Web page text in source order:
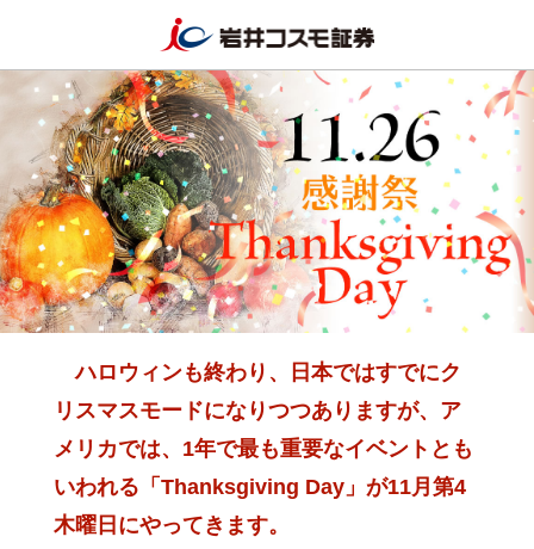
ハロウィンも終わり、日本ではすでにク
リスマスモードになりつつありますが、 ア
メリカでは、1年で最も重要なイベントとも
いわれる「Thanksgiving Day」が11月第4
木曜日にやってきます。